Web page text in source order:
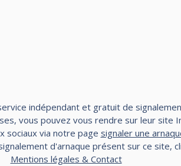
indépendant et gratuit de
vous pouvez vous rendre sur leur site
sociaux via notre page signaler une
d'arnaque présent sur ce site,
Mentions légales & Contact